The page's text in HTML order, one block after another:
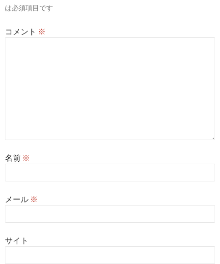
は必須項目です
コメント ※
名前 ※
メール ※
サイト